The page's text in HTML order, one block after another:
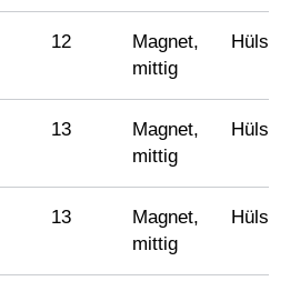
12
Magnet,
mittig
Hülse
13
Magnet,
mittig
Hülse
13
Magnet,
mittig
Hülse